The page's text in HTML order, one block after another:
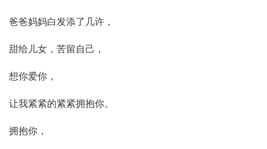
爸爸妈妈白发添了几许，
甜给儿女，苦留自己，
想你爱你，
让我紧紧的紧紧拥抱你。
拥抱你，